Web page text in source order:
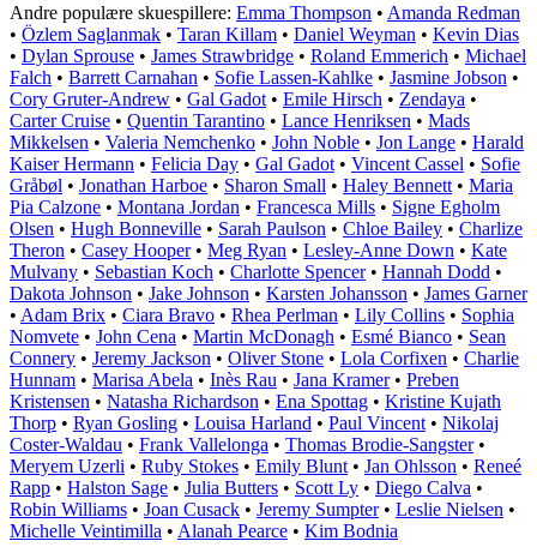
Andre populære skuespillere: Emma Thompson • Amanda Redman
• Özlem Saglanmak • Taran Killam • Daniel Weyman • Kevin Dias
• Dylan Sprouse • James Strawbridge • Roland Emmerich • Michael
Falch • Barrett Carnahan • Sofie Lassen-Kahlke • Jasmine Jobson •
Cory Gruter-Andrew • Gal Gadot • Emile Hirsch • Zendaya •
Carter Cruise • Quentin Tarantino • Lance Henriksen • Mads
Mikkelsen • Valeria Nemchenko • John Noble • Jon Lange • Harald
Kaiser Hermann • Felicia Day • Gal Gadot • Vincent Cassel • Sofie
Gråbøl • Jonathan Harboe • Sharon Small • Haley Bennett • Maria
Pia Calzone • Montana Jordan • Francesca Mills • Signe Egholm
Olsen • Hugh Bonneville • Sarah Paulson • Chloe Bailey • Charlize
Theron • Casey Hooper• Meg Ryan • Lesley-Anne Down • Kate
Mulvany • Sebastian Koch • Charlotte Spencer• Hannah Dodd •
Dakota Johnson • Jake Johnson • Karsten Johansson • James Garner
• Adam Brix • Ciara Bravo • Rhea Perlman • Lily Collins • Sophia
Nomvete • John Cena • Martin McDonagh • Esmé Bianco • Sean
Connery • Jeremy Jackson • Oliver Stone • Lola Corfixen • Charlie
Hunnam • Marisa Abela • Inès Rau • Jana Kramer• Preben
Kristensen • Natasha Richardson • Ena Spottag • Kristine Kujath
Thorp • Ryan Gosling • Louisa Harland • Paul Vincent • Nikolaj
Coster-Waldau • Frank Vallelonga • Thomas Brodie-Sangster•
Meryem Uzerli • Ruby Stokes • Emily Blunt • Jan Ohlsson • Reneé
Rapp • Halston Sage • Julia Butters • Scott Ly • Diego Calva •
Robin Williams • Joan Cusack • Jeremy Sumpter• Leslie Nielsen •
Michelle Veintimilla • Alanah Pearce • Kim Bodnia